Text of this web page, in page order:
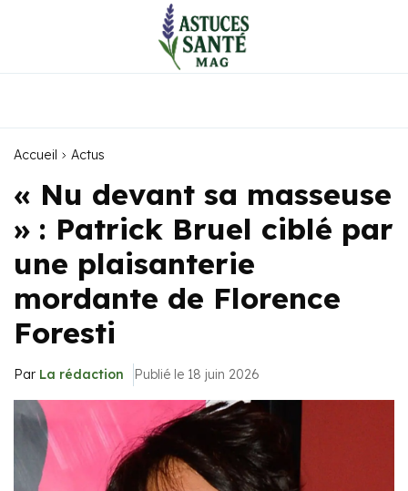
Accueil Actus
« Nu devant sa masseuse
» : Patrick Bruel ciblé par
une plaisanterie
mordante de Florence
Foresti
Par La rédaction Publié le 18 juin 2026